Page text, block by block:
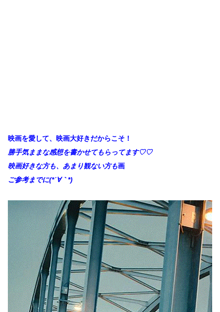
映画を愛して、映画大好きだからこそ！
勝手気ままな感想を書かせてもらってます♡♡
映画好きな方も、あまり観ない方も画
ご参考までに(*´∀｀*)